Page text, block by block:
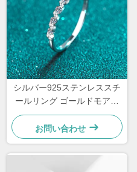
シルバー925ステンレススチ
ールリング ゴールドモアッ
サナイトダイヤモンド レデ
ィースウェディングリング
お問い合わせ